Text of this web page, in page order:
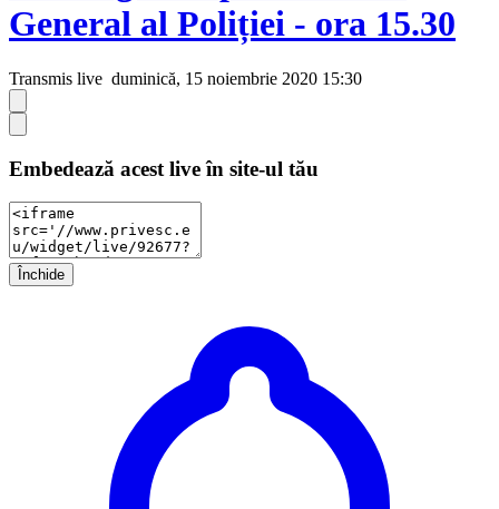
General al Poliției - ora 15.30
Transmis live duminică, 15 noiembrie 2020 15:30
Embedează acest live în site-ul tău
Închide